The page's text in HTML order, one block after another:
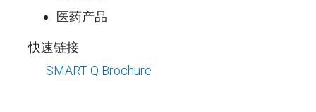
医药产品
快速链接
SMART Q Brochure